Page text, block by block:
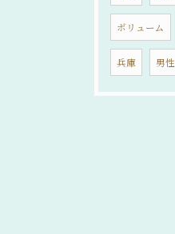
ボリューム
兵庫 男性